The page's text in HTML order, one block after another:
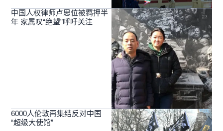
中国人权律师卢思位被羁押半
年 家属叹“绝望”呼吁关注
6000人伦敦再集结反对中国
“超级大使馆”